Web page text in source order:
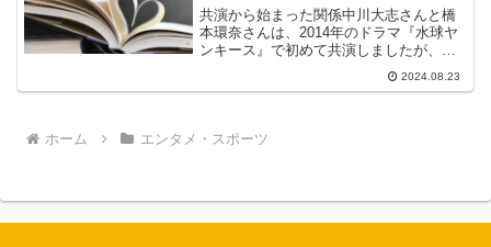
共演から始まった関係中川大志さんと橋
本環奈さんは、2014年のドラマ『水球ヤ
ンキース』で初めて共演しましたが、そ
の時は特に親密な関係には発展しません
でした。しかし、2022年に公開された映
2024.08.23
ホーム エンタメ・スポーツ